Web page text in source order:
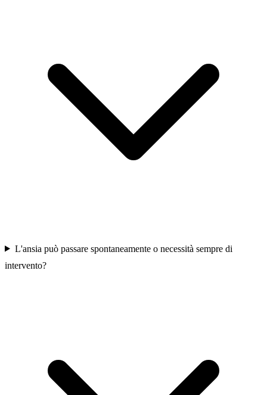
L'ansia può passare spontaneamente o necessità sempre di
intervento?